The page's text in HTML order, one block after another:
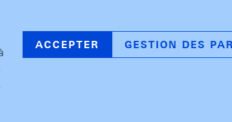
ACCEPTER GESTION DES